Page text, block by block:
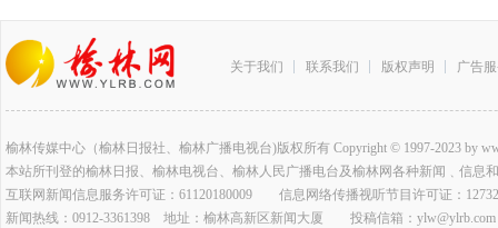
关于我们 联系我们 版权声明 广告
榆林传媒中心（榆林日报社、榆林广播电视台)版权所有 Copyright © 1997-2023 by
本站所刊登的榆林日报、榆林电视台、榆林人民广播电台及榆林网各种新闻﹑信
互联网新闻信息服务许可证：61120180009 信息网络传播视听节目许可证：
新闻热线：0912-3361398 地址：榆林高新区新闻大厦 投稿信箱：ylw@ylrb.com